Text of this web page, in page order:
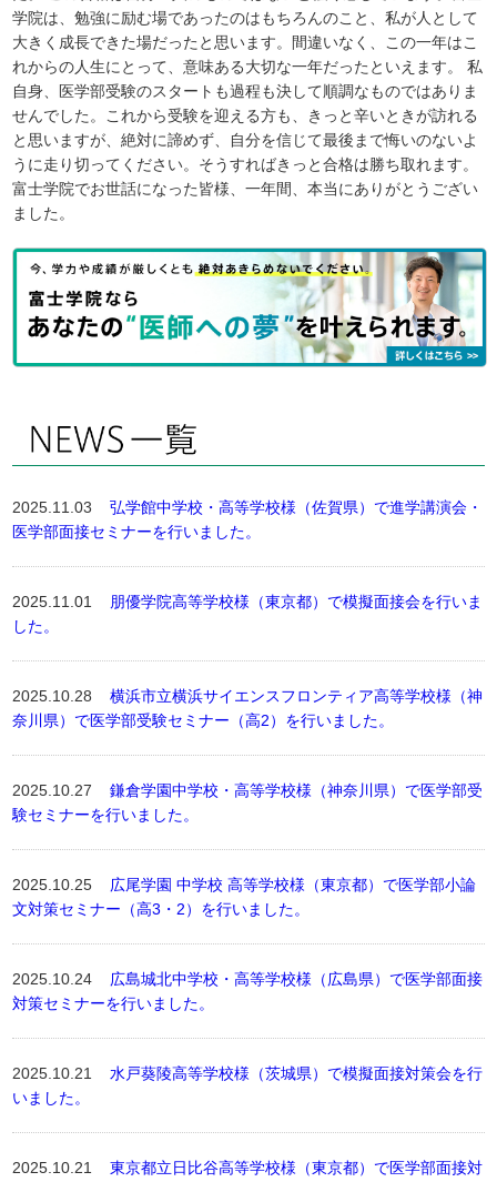
学院は、勉強に励む場であったのはもちろんのこと、私が人として
大きく成長できた場だったと思います。間違いなく、この一年はこ
れからの人生にとって、意味ある大切な一年だったといえます。 私
自身、医学部受験のスタートも過程も決して順調なものではありま
せんでした。これから受験を迎える方も、きっと辛いときが訪れる
と思いますが、絶対に諦めず、自分を信じて最後まで悔いのないよ
うに走り切ってください。そうすればきっと合格は勝ち取れます。
富士学院でお世話になった皆様、一年間、本当にありがとうござい
ました。
2025.11.03弘学館中学校・高等学校様（佐賀県）で進学講演会・
医学部面接セミナーを行いました。
2025.11.01 朋優学院高等学校様（東京都）で模擬面接会を行いま
した。
2025.10.28横浜市立横浜サイエンスフロンティア高等学校様（神
奈川県）で医学部受験セミナー（高2）を行いました。
2025.10.27鎌倉学園中学校・高等学校様（神奈川県）で医学部受
験セミナーを行いました。
2025.10.25 広尾学園 中学校 高等学校様（東京都）で医学部小論
文対策セミナー（高3・2）を行いました。
2025.10.24 広島城北中学校・高等学校様（広島県）で医学部面接
対策セミナーを行いました。
2025.10.21水戸葵陵高等学校様（茨城県）で模擬面接対策会を行
いました。
2025.10.21東京都立日比谷高等学校様（東京都）で医学部面接対